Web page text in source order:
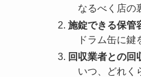
なるべく店の
施錠できる保管
ドラム缶に鍵
回収業者との回
いつ、どれく